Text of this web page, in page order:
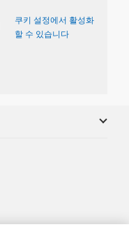
쿠키 설정에서 활성화
할 수 있습니다